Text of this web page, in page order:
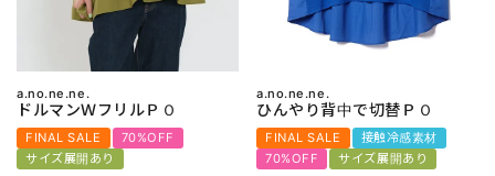
a.no.ne.ne.
ドルマンＷフリルＰＯ
FINAL SALE
70%OFF
サイズ展開あり
a.no.ne.ne.
ひんやり背中で切替ＰＯ
FINAL SALE
接触冷感素材
70%OFF
サイズ展開あり